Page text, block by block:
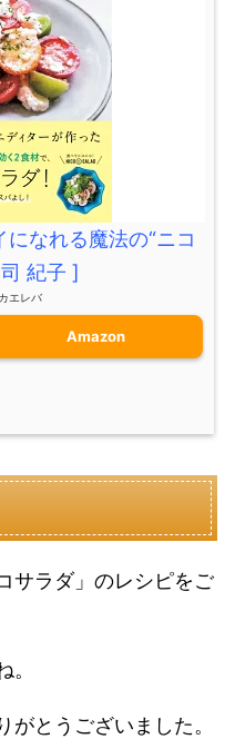
なれる魔法の“ニコ
紀子 ]
カエレバ
Amazon
サラダ」のレシピをご
とうございました。